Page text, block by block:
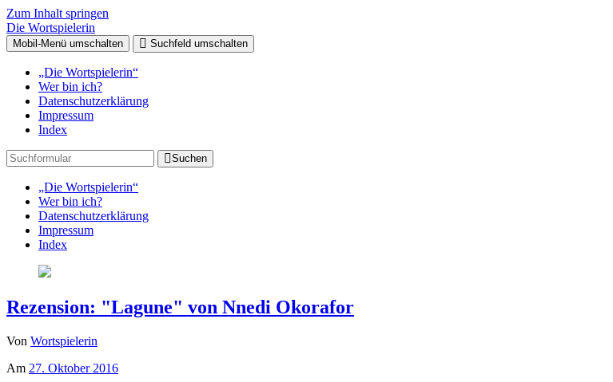
Zum Inhalt springen
Die Wortspielerin
Mobil-Menü umschalten Suchfeld umschalten
„Die Wortspielerin“
Wer bin ich?
Datenschutzerklärung
Impressum
Index
Suchen
„Die Wortspielerin“
Wer bin ich?
Datenschutzerklärung
Impressum
Index
Rezension: "Lagune" von Nnedi Okorafor
Von Wortspielerin
Am 27. Oktober 2016